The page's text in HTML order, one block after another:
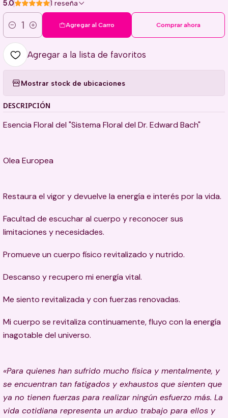
5.0 1 reseña
Cantidad
Agregar al Carro Comprar ahora
Agregar a la lista de favoritos
Mostrar stock de ubicaciones
DESCRIPCIÓN
Esencia Floral del "Sistema Floral del Dr. Edward Bach"
Olea Europea
Restaura el vigor y devuelve la energía e interés por la vida.
Facultad de escuchar al cuerpo y reconocer sus
limitaciones y necesidades.
Promueve un cuerpo físico revitalizado y nutrido.
Descanso y recupero mi energía vital.
Me siento revitalizada y con fuerzas renovadas.
Mi cuerpo se revitaliza continuamente, fluyo con la energía
inagotable del universo.
«Para quienes han sufrido mucho física y mentalmente, y
se encuentran tan fatigados y exhaustos que sienten que
ya no tienen fuerzas para realizar ningún esfuerzo más. La
vida cotidiana representa un arduo trabajo para ellos y